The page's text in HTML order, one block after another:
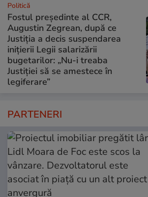
Politică
Fostul președinte al CCR,
Augustin Zegrean, după ce
Justiția a decis suspendarea
inițierii Legii salarizării
bugetarilor: „Nu-i treaba
Justiției să se amestece în
legiferare”
PARTENERI